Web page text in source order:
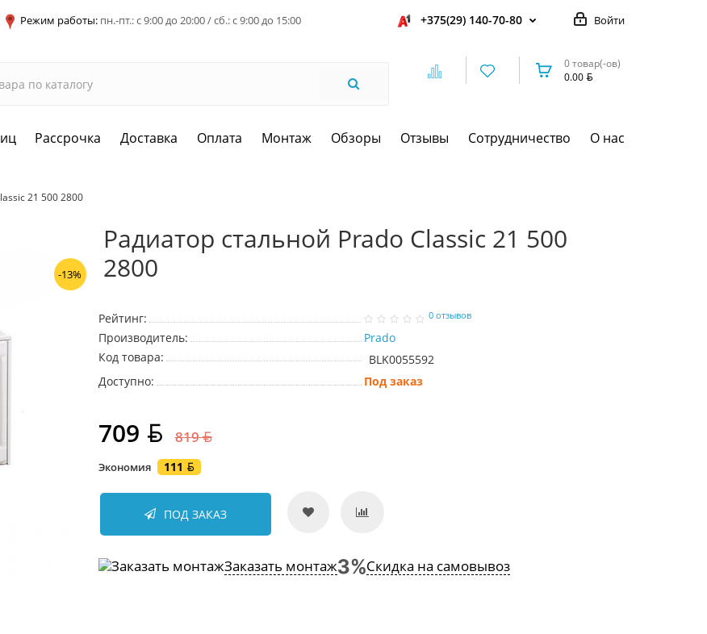
Режим работы: пн.-пт.: с 9:00 до 20:00 / сб.: с 9:00 до 15:00 Войти
+375(29) 140-70-80
0 товар(-ов)
0.00
Рассрочка Доставка Оплата Монтаж Обзоры Отзывы Сотрудничество О нас
21 500 2800
-13%
Радиатор стальной Prado Classic 21 500
2800
Рейтинг: 0 отзывов
Производитель:
Prado
Код товара:
BLK0055592
Доступно:
Под заказ
709 819
Экономия 111
ПОД ЗАКАЗ
Заказать монтаж Скидка на самовывоз